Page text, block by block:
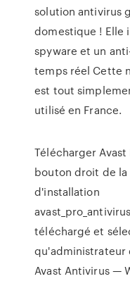
solution antivirus
domestique !
spyware et un
temps réel Cette
est tout
utilisé en France.
Télécharger
bouton droit de
d'installation
téléchargé et
qu'administrateur
Avast Antivirus —